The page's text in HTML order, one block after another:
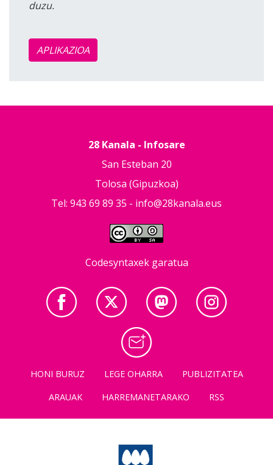
duzu.
APLIKAZIOA
28 Kanala - Infosare
San Esteban 20
Tolosa (Gipuzkoa)
Tel: 943 69 89 35 - info@28kanala.eus
Codesyntaxek garatua
HONI BURUZ LEGE OHARRA
PUBLIZITATEA
ARAUAK
HARREMANETARAKO RSS